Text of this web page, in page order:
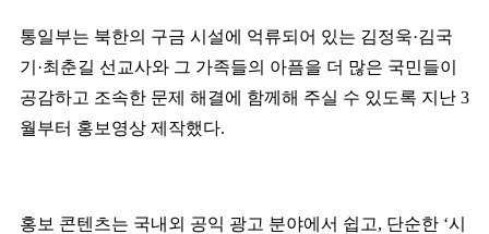
통일부는 북한의 구금 시설에 억류되어 있는 김정욱·김국
기 ·최춘길 선교사와 그 가족들의 아픔을 더 많은 국민들이
공감하고 조속한 문제 해결에 함께해 주실 수 있도록 지난 3
월부터 홍보영상 제작했다.
홍보 콘텐츠는 국내외 공익 광고 분야에서 쉽고, 단순한 ‘시